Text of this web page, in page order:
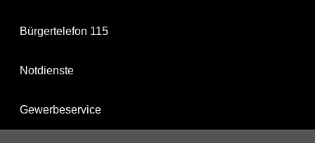
Bürgertelefon 115
Notdienste
Gewerbeservice